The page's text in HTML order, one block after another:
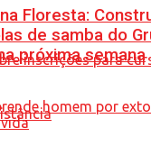
Floresta:
de samba do
próxima semana